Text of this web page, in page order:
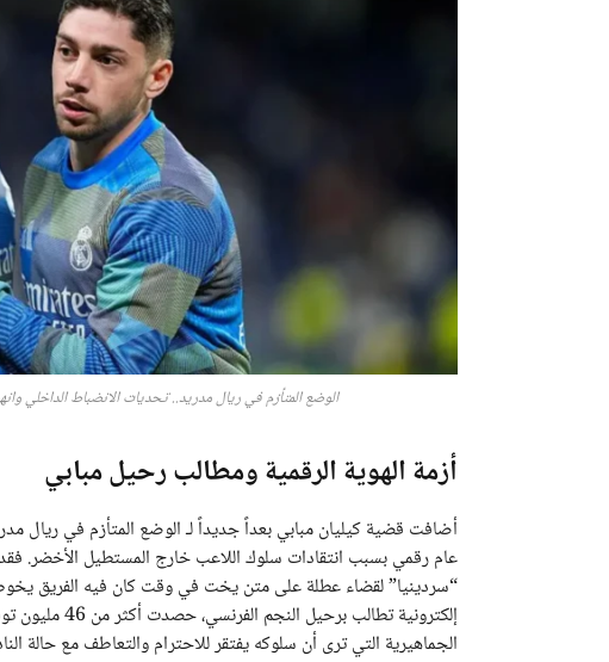
الوضع المتأزم في ريال مدريد.. تحديات الانضباط الداخلي
أزمة الهوية الرقمية ومطالب رحيل مبابي
أضافت قضية كيليان مبابي بعداً جديداً لـ الوضع المتأزم في
عام رقمي بسبب انتقادات سلوك اللاعب خارج المستطيل الأخضر.
“سردينيا” لقضاء عطلة على متن يخت في وقت كان فيه الفريق
إلكترونية
الجماهيرية التي ترى أن سلوكه يفتقر للاحترام والتعاطف مع حالة